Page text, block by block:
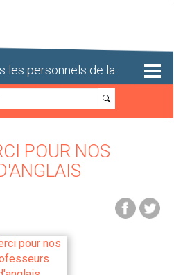
les personnels de la
Recherche
POUR NOS